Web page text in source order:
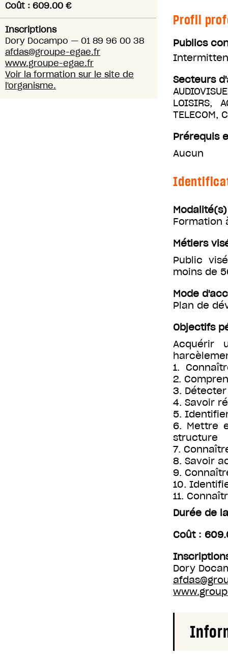
Coût : 609.00 €
Inscriptions
Dory Docampo — 01 89 96 00 38
afdas@groupe-egae.fr
www.groupe-egae.fr
Voir la formation sur le site de
l'organisme.
Profil
Publics
Secteurs
LOISIRS,
TELECOM,
Prérequis
Aucun
Formation
Métiers
Public
moins de
Mode
Plan de
Objectifs
Acquérir
1.
2.
3.
4. Savoir
5.
6. Mettre
structure
7.
8. Savoir
9.
10.
11.
Durée de
Coût :
Dory